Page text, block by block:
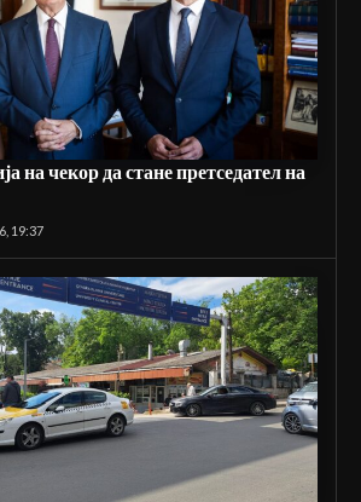
на чекор да стане претседател на
19:37